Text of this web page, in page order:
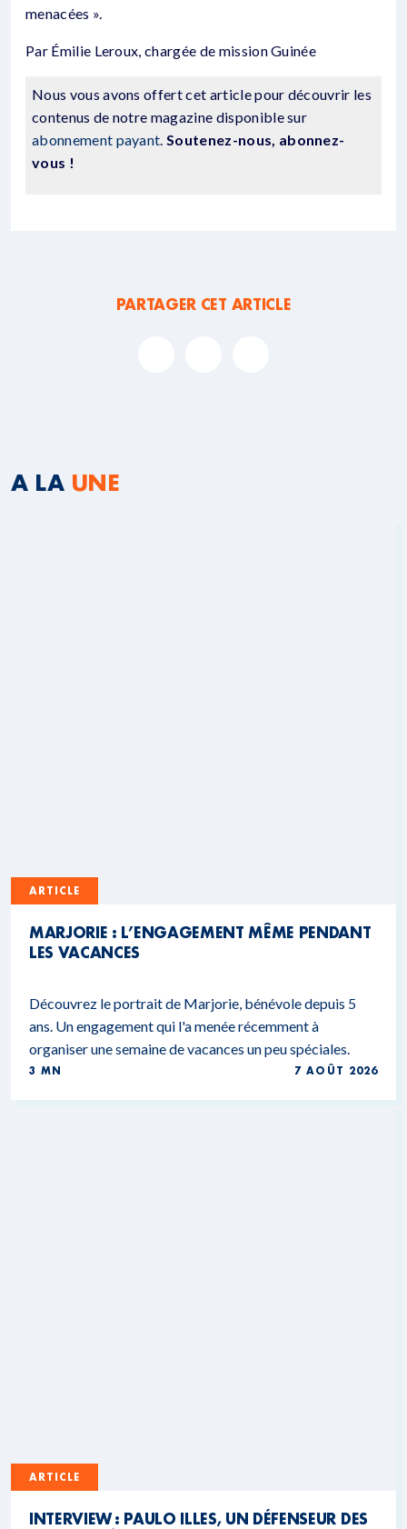
menacées ».
Par Émilie Leroux, chargée de mission Guinée
Nous vous avons offert cet article pour découvrir les
contenus de notre magazine disponible sur
abonnement payant.Soutenez-nous, abonnez-
vous !
PARTAGER CET ARTICLE
A LA UNE
ARTICLE
MARJORIE : L’ENGAGEMENT MÊME PENDANT
LES VACANCES
Découvrez le portrait de Marjorie, bénévole depuis 5
ans. Un engagement qui l'a menée récemment à
organiser une semaine de vacances un peu spéciales.
3 MN 7 AOÛT 2026
ARTICLE
INTERVIEW : PAULO ILLES, UN DÉFENSEUR DES